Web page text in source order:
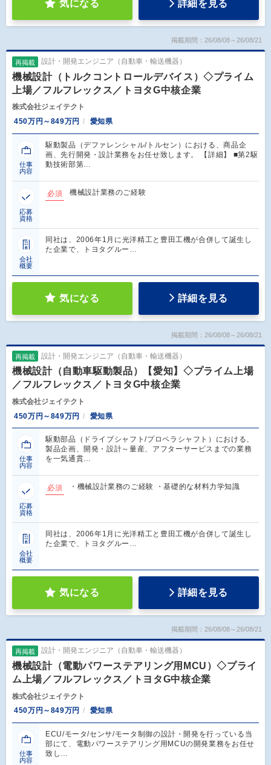
気になる 詳細を見る
掲載期間：26/08/08～26/08/21
再掲載 設計・開発エンジニア（自動車・輸送機器）
機械設計（トルクコントロールデバイス）◇プライム
上場／フルフレックス／トヨタG中核企業
株式会社ジェイテクト
450万円～849万円
愛知県
仕事
内容
駆動製品（デファレンシャル/トルセン）における、商品企
画、先行開発・設計業務をお任せ致します。 【詳細】 ■第2駆
動技術部第…
応募
資格
必須 機械設計業務のご経験
会社
概要
同社は、2006年1月に光洋精工と豊田工機が合併して誕生し
た企業で、トヨタグルー…
気になる 詳細を見る
掲載期間：26/08/08～26/08/21
再掲載 設計・開発エンジニア（自動車・輸送機器）
機械設計（自動車駆動製品）【愛知】◇プライム上場
／フルフレックス／トヨタG中核企業
株式会社ジェイテクト
450万円～849万円
愛知県
仕事
内容
駆動部品（ドライブシャフト/プロペラシャフト）における、
製品企画、開発・設計～量産、アフターサービスまでの業務
を一気通貫…
応募
資格
必須 ・機械設計業務のご経験 ・基礎的な材料力学知識
会社
概要
同社は、2006年1月に光洋精工と豊田工機が合併して誕生し
た企業で、トヨタグルー…
気になる 詳細を見る
掲載期間：26/08/08～26/08/21
再掲載 設計・開発エンジニア（自動車・輸送機器）
機械設計（電動パワーステアリング用MCU）◇プライ
ム上場／フルフレックス／トヨタG中核企業
株式会社ジェイテクト
450万円～849万円
愛知県
仕事
内容
ECU/モータ/センサ/モータ制御の設計・開発を行っている当
部にて、電動パワーステアリング用MCUの開発業務をお任せ
致し…